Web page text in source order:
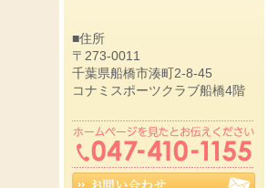
■住所
〒273-0011
千葉県船橋市湊町2-8-45
コナミスポーツクラブ船橋4階